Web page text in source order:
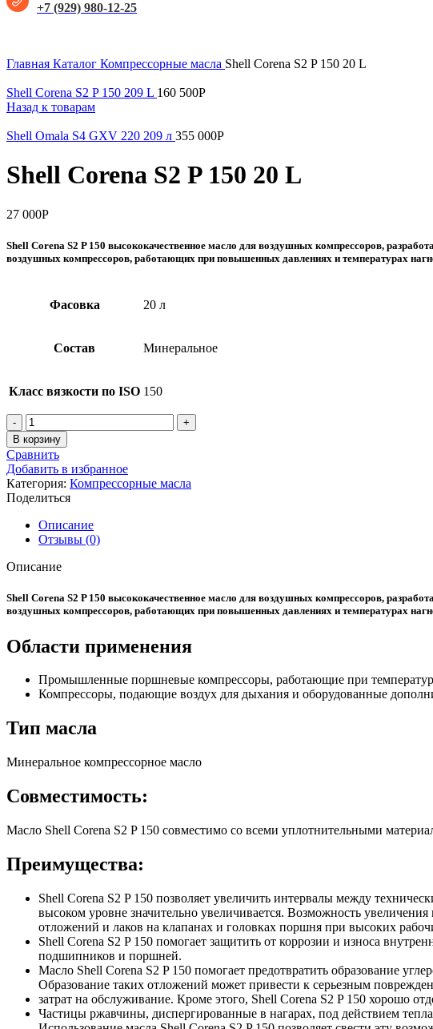
+7 (929) 980-12-25
Главная Каталог Компрессорные масла Shell Corena S2 P 150 20 L
Shell Corena S2 P 150 209 L 160 500Р
Назад к товарам
Shell Omala S4 GXV 220 209 л 355 000Р
Shell Corena S2 P 150 20 L
27 000Р
Shell Corena S2 P 150 высококачественное масло для воздушных компрессоров,
воздушных компрессоров, работающих при повышенных давлениях и температурах
Фасовка 20 л
Состав Минеральное
Класс вязкости по ISO 150
Количество
товара
Shell
Corena
S2
P
150
20
L
В корзину
Сравнить
Добавить в избранное
Категория: Компрессорные масла
Поделиться
Описание
Отзывы (0)
Описание
Shell Corena S2 P 150 высококачественное масло для воздушных компрессоров,
воздушных компрессоров, работающих при повышенных давлениях и температурах
Области применения
Промышленные поршневые компрессоры, работающие при
Компрессоры, подающие воздух для дыхания и оборудованные
Тип масла
Минеральное компрессорное масло
Совместимость:
Масло Shell Corena S2 P 150 совместимо со всеми уплотнительными
Преимущества:
Shell Corena S2 P 150 позволяет увеличить интервалы между
высоком уровне значительно увеличивается. Возможность
отложений и лаков на клапанах и головках поршня при высоких
Shell Corena S2 P 150 помогает защитить от коррозии и износа
подшипников и поршней.
Масло Shell Corena S2 P 150 помогает предотвратить образование
Образование таких отложений может привести к серьезным
затрат на обслуживание. Кроме этого, Shell Corena S2 P 150 хорошо
Частицы ржавчины, диспергированные в нагарах, под действием